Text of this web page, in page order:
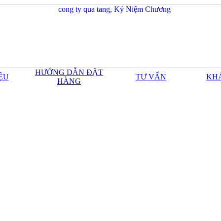
HƯỚNG DẪN ĐẶT
HÀNG
TƯ VẤN